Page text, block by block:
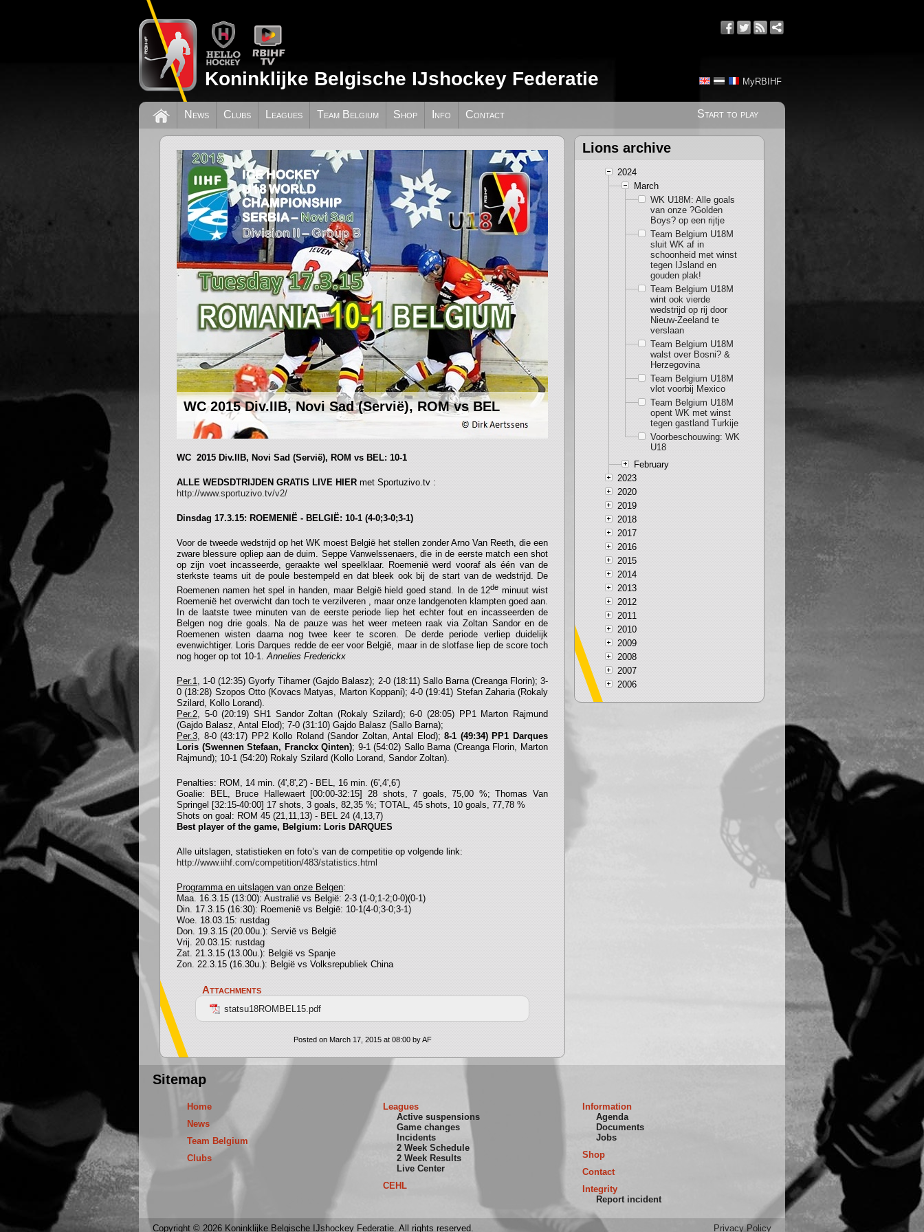
MyRBIHF
Koninklijke Belgische IJshockey Federatie
Start to play
News Clubs Leagues Team Belgium Shop Info Contact
WC 2015 Div.IIB, Novi Sad (Servië), ROM vs BEL
WC 2015 Div.IIB, Novi Sad (Servië), ROM vs BEL: 10-1
ALLE WEDSDTRIJDEN GRATIS LIVE HIER met Sportuzivo.tv :
http://www.sportuzivo.tv/v2/
Dinsdag 17.3.15: ROEMENIË - BELGIË: 10-1 (4-0;3-0;3-1)
Voor de tweede wedstrijd op het WK moest België het stellen zonder Arno Van Reeth, die een
zware blessure opliep aan de duim. Seppe Vanwelssenaers, die in de eerste match een shot
op zijn voet incasseerde, geraakte wel speelklaar. Roemenië werd vooraf als één van de
sterkste teams uit de poule bestempeld en dat bleek ook bij de start van de wedstrijd. De
Roemenen namen het spel in handen, maar België hield goed stand. In de 12de minuut wist
Roemenië het overwicht dan toch te verzilveren , maar onze landgenoten klampten goed aan.
In de laatste twee minuten van de eerste periode liep het echter fout en incasseerden de
Belgen nog drie goals. Na de pauze was het weer meteen raak via Zoltan Sandor en de
Roemenen wisten daarna nog twee keer te scoren. De derde periode verliep duidelijk
evenwichtiger. Loris Darques redde de eer voor België, maar in de slotfase liep de score toch
nog hoger op tot 10-1.Annelies Frederickx
Per.1, 1-0 (12:35) Gyorfy Tihamer (Gajdo Balasz); 2-0 (18:11) Sallo Barna (Creanga Florin); 3-
0 (18:28) Szopos Otto (Kovacs Matyas, Marton Koppani); 4-0 (19:41) Stefan Zaharia (Rokaly
Szilard, Kollo Lorand).
Per.2, 5-0 (20:19) SH1 Sandor Zoltan (Rokaly Szilard); 6-0 (28:05) PP1 Marton Rajmund
(Gajdo Balasz, Antal Elod); 7-0 (31:10) Gajdo Balasz (Sallo Barna);
Per.3, 8-0 (43:17) PP2 Kollo Roland (Sandor Zoltan, Antal Elod);8-1 (49:34) PP1 Darques
Loris (Swennen Stefaan, Franckx Qinten); 9-1 (54:02) Sallo Barna (Creanga Florin, Marton
Rajmund); 10-1 (54:20) Rokaly Szilard (Kollo Lorand, Sandor Zoltan).
Penalties: ROM, 14 min. (4',8',2') - BEL, 16 min. (6',4',6')
Goalie: BEL, Bruce Hallewaert [00:00-32:15] 28 shots, 7 goals, 75,00 %; Thomas Van
Springel [32:15-40:00] 17 shots, 3 goals, 82,35 %; TOTAL, 45 shots, 10 goals, 77,78 %
Shots on goal: ROM 45 (21,11,13) - BEL 24 (4,13,7)
Best player of the game, Belgium: Loris DARQUES
Alle uitslagen, statistieken en foto’s van de competitie op volgende link:
http://www.iihf.com/competition/483/statistics.html
Programma en uitslagen van onze Bel gen:
Maa. 16.3.15 (13:00): Australië vs België: 2-3 (1-0;1-2;0-0)(0-1)
Din. 17.3.15 (16:30): Roemenië vs België: 10-1(4-0;3-0;3-1)
Woe. 18.03.15: rustdag
Don. 19.3.15 (20.00u.): Servië vs België
Vrij. 20.03.15: rustdag
Zat. 21.3.15 (13.00u.): België vs Spanje
Zon. 22.3.15 (16.30u.): België vs Volksrepubliek China
Attachments
statsu18ROMBEL15.pdf
Posted on March 17, 2015 at 08:00 by AF
Lions archive
2024
March
WK U18M: Alle goals
van onze ?Golden
Boys? op een rijtje
Team Belgium U18M
sluit WK af in
schoonheid met winst
tegen IJsland en
gouden plak!
Team Belgium U18M
wint ook vierde
wedstrijd op rij door
Nieuw-Zeeland te
verslaan
Team Belgium U18M
walst over Bosni? &
Herzegovina
Team Belgium U18M
vlot voorbij Mexico
Team Belgium U18M
opent WK met winst
tegen gastland Turkije
Voorbeschouwing: WK
U18
February
2023
2020
2019
2018
2017
2016
2015
2014
2013
2012
2011
2010
2009
2008
2007
2006
Sitemap
Home
News
Team Belgium
Clubs
Leagues
Active suspensions
Game changes
Incidents
2 Week Schedule
2 Week Results
Live Center
CEHL
Information
Agenda
Documents
Jobs
Shop
Contact
Integrity
Report incident
Copyright © 2026 Koninklijke Belgische IJshockey Federatie. All rights reserved. Privacy Policy